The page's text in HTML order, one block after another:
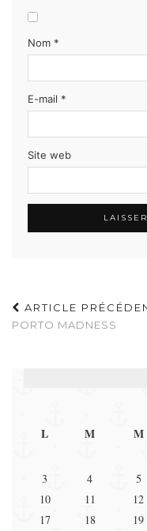
Nom *
E-mail *
Site web
ARTICLE
PORTO MADNESS
L M M
3
4 5
10
11 12
17
18 19